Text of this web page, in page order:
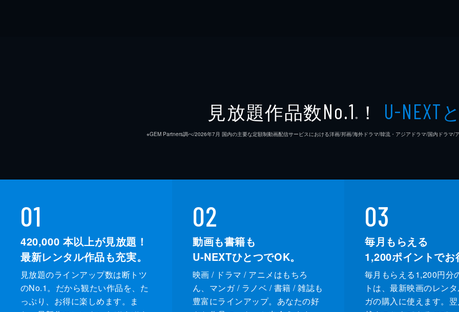
見放題作品数No.1 ※ ！ U-NEXT
※GEM Partners調べ/2026年7⽉ 国内の主要な定額制動画配信サービスにおける洋画/邦画/海外ドラマ/韓流・アジアドラマ/国内ドラマ/
01
420,000 本以上が見放題！
最新レンタル作品も充実。
見放題のラインアップ数は断トツ
のNo.1。だから観たい作品を、た
っぷり、お得に楽しめます。ま
02
動画も書籍も
U-NEXTひとつでOK。
映画 / ドラマ / アニメはもちろ
ん、マンガ / ラノベ / 書籍 / 雑誌も
豊富にラインアップ。あなたの好
03
毎月もらえる
1,200ポイントでお
毎月もらえる1,200円分
トは、最新映画のレン
ガの購入に使えます。